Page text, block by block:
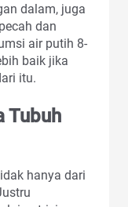
dalam, juga
dan
air putih 8-
baik jika
itu.
Tubuh
hanya dari